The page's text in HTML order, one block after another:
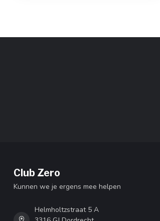
Club Zero
Kunnen we je ergens mee helpen
Helmholtzstraat 5 A